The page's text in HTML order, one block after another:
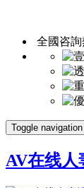
全國咨詢
Toggle navigation
AV在线人